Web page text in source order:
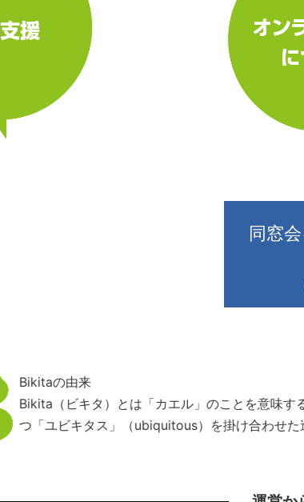
同窓
Bikitaの由来
Bikita（ビキタ）とは「カエル」のことを意味
つ「ユビキタス」（ubiquitous）を掛け合わせた